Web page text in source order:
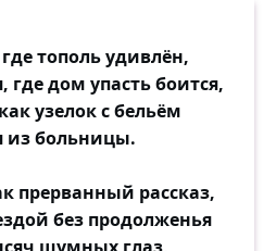
тополь удивлён,
где дом упасть боится,
узелок с бельём
из больницы.
прерванный рассказ,
без продолженья